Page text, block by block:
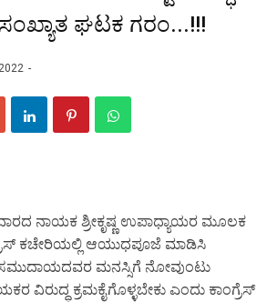
ಘಟಕ ಗರಂ...!!!
ನಾಯಕ ಶ್ರೀಕೃಷ್ಣ ಉಪಾಧ್ಯಾಯರ ಮೂಲಕ
ಕಚೇರಿಯಲ್ಲಿ ಆಯುಧಪೂಜೆ ಮಾಡಿಸಿ
ಸಮುದಾಯದವರ ಮನಸ್ಸಿಗೆ ನೋವುಂಟು
ವಿರುದ್ಧ ಕ್ರಮಕೈಗೊಳ್ಳಬೇಕು ಎಂದು ಕಾಂಗ್ರೆಸ್